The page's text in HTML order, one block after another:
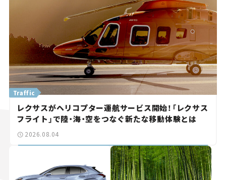
Traffic
レクサスがヘリコプター運航サービス開始！「レクサス
フライト」で陸・海・空をつなぐ新たな移動体験とは
2026.08.04